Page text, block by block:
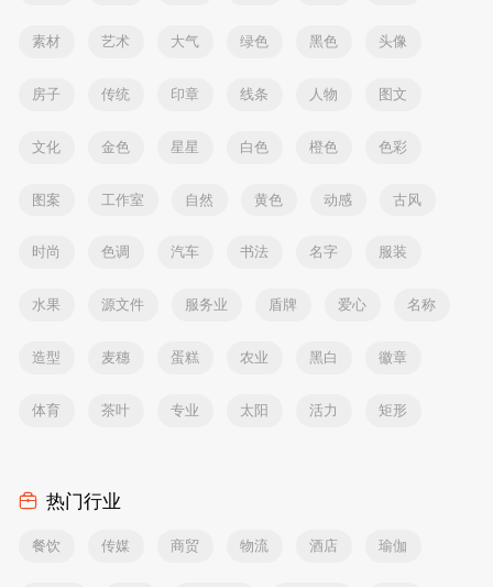
素材 艺术 大气 绿色 黑色 头像
房子 传统 印章 线条 人物 图文
文化 金色 星星 白色 橙色 色彩
图案 工作室 自然 黄色 动感 古风
时尚 色调 汽车 书法 名字 服装
水果 源文件 服务业 盾牌 爱心 名称
造型 麦穗 蛋糕 农业 黑白 徽章
体育 茶叶 专业 太阳 活力 矩形
热门行业
餐饮 传媒 商贸 物流 酒店 瑜伽